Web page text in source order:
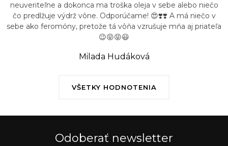
VŠETKY HODNOTENIA
neuveriteľne a dokonca ma troška oleja v sebe alebo niečo
čo predlžuje výdrž vône. Odporúčame! 😍❣️❣️ A má niečo v
sebe ako feromóny, pretože tá vôňa vzrušuje mňa aj priateľa
😉😝😝😃
Milada Hudáková
Odoberať newsletter